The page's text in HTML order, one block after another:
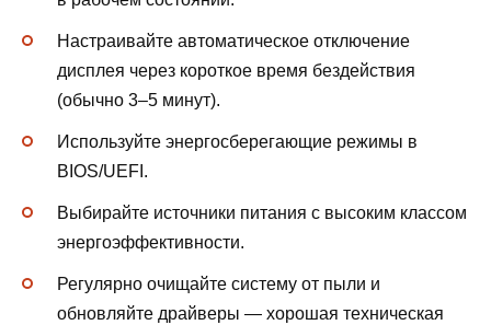
Настраивайте автоматическое отключение
дисплея через короткое время бездействия
(обычно 3–5 минут).
Используйте энергосберегающие режимы в
BIOS/UEFI.
Выбирайте источники питания с высоким классом
энергоэффективности.
Регулярно очищайте систему от пыли и
обновляйте драйверы — хорошая техническая